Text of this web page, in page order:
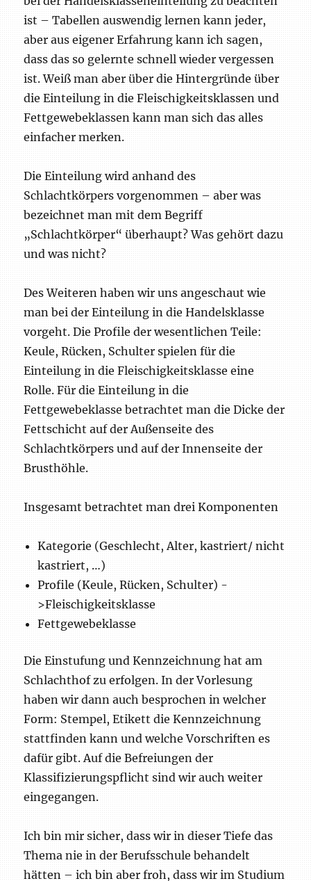
ist – Tabellen auswendig lernen kann jeder,
aber aus eigener Erfahrung kann ich sagen,
dass das so gelernte schnell wieder vergessen
ist. Weiß man aber über die Hintergründe über
die Einteilung in die Fleischigkeitsklassen und
Fettgewebeklassen kann man sich das alles
einfacher merken.
Die Einteilung wird anhand des
Schlachtkörpers vorgenommen – aber was
bezeichnet man mit dem Begriff
„Schlachtkörper“ überhaupt? Was gehört dazu
und was nicht?
Des Weiteren haben wir uns angeschaut wie
man bei der Einteilung in die Handelsklasse
vorgeht. Die Profile der wesentlichen Teile:
Keule, Rücken, Schulter spielen für die
Einteilung in die Fleischigkeitsklasse eine
Rolle. Für die Einteilung in die
Fettgewebeklasse betrachtet man die Dicke der
Fettschicht auf der Außenseite des
Schlachtkörpers und auf der Innenseite der
Brusthöhle.
Insgesamt betrachtet man drei Komponenten
Kategorie (Geschlecht, Alter, kastriert/ nicht
kastriert, …)
Profile (Keule, Rücken, Schulter) -
>Fleischigkeitsklasse
Fettgewebeklasse
Die Einstufung und Kennzeichnung hat am
Schlachthof zu erfolgen. In der Vorlesung
haben wir dann auch besprochen in welcher
Form: Stempel, Etikett die Kennzeichnung
stattfinden kann und welche Vorschriften es
dafür gibt. Auf die Befreiungen der
Klassifizierungspflicht sind wir auch weiter
eingegangen.
Ich bin mir sicher, dass wir in dieser Tiefe das
Thema nie in der Berufsschule behandelt
hätten – ich bin aber froh, dass wir im Studium